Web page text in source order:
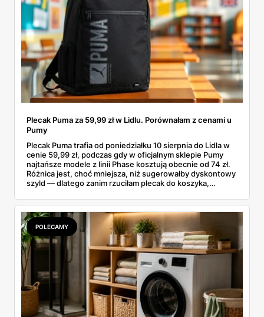
Plecak Puma za 59,99 zł w Lidlu. Porównałam z cenami u
Pumy
Plecak Puma trafia od poniedziałku 10 sierpnia do Lidla w
cenie 59,99 zł, podczas gdy w oficjalnym sklepie Pumy
najtańsze modele z linii Phase kosztują obecnie od 74 zł.
Różnica jest, choć mniejsza, niż sugerowałby dyskontowy
szyld — dlatego zanim rzuciłam plecak do koszyka,
rozpiska: co dokładnie sprzedaje Lidl, ile kosztują
odpowiedniki u producenta i komu ten zakup naprawdę
się opłaci.
POLECAMY